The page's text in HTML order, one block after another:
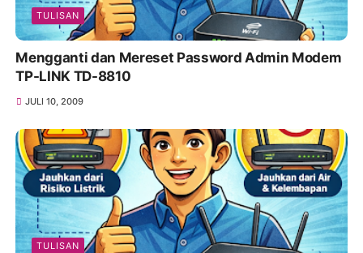
TULISAN
Mengganti dan Mereset Password Admin Modem
TP-LINK TD-8810
JULI 10, 2009
TULISAN